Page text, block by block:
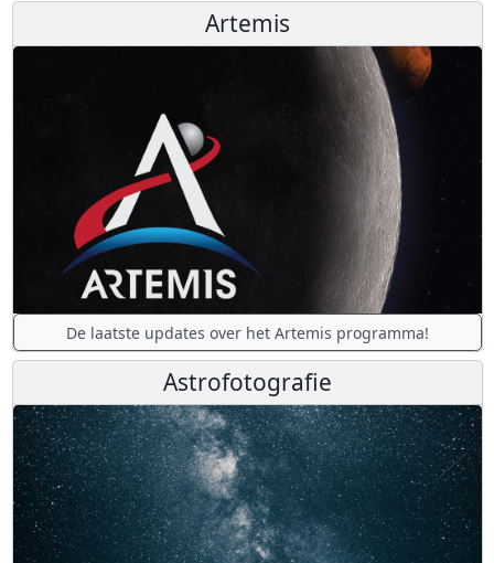
Artemis
De laatste updates over het Artemis programma!
Astrofotografie